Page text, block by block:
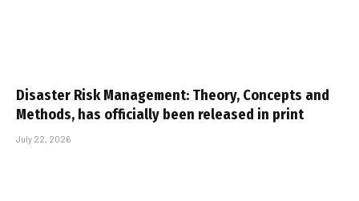
Disaster Risk Management: Theory, Concepts and
Methods, has officially been released in print
July 22, 2026